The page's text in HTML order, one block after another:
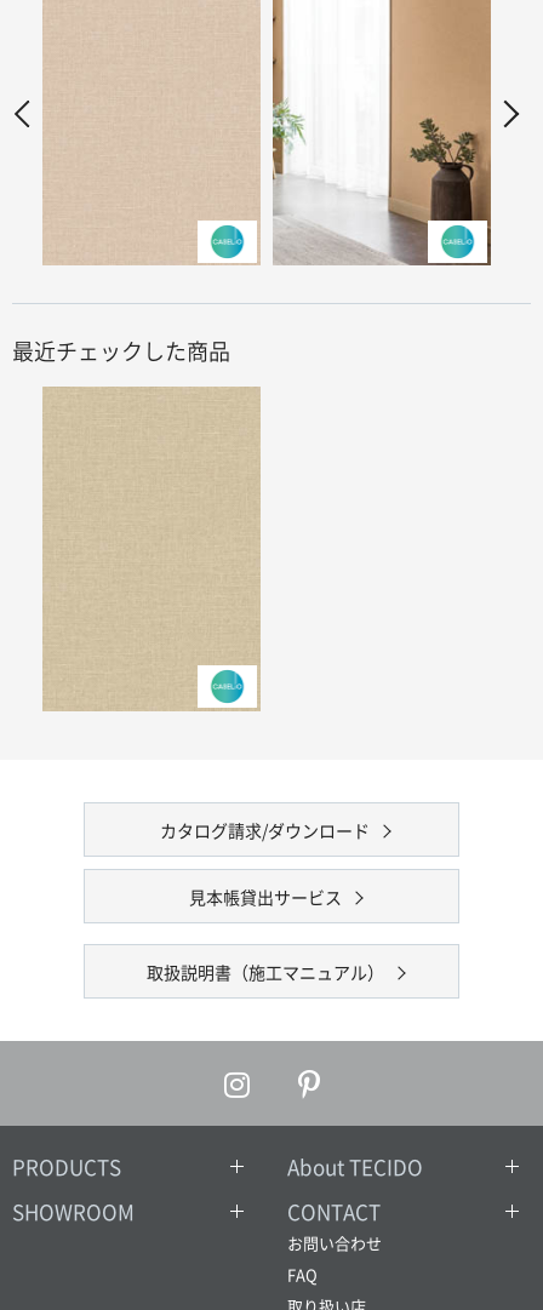
最近チェックした商品
カタログ請求/ダウンロード
見本帳貸出サービス
取扱説明書（施工マニュアル）
PRODUCTS
About TECIDO
SHOWROOM
CONTACT
お問い合わせ
FAQ